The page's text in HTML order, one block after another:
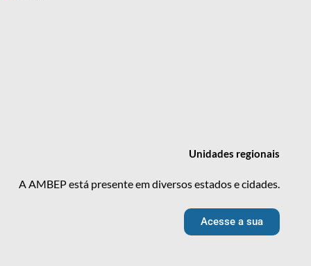
Unidades regionais
A AMBEP está presente em diversos estados e cidades.
Acesse a sua